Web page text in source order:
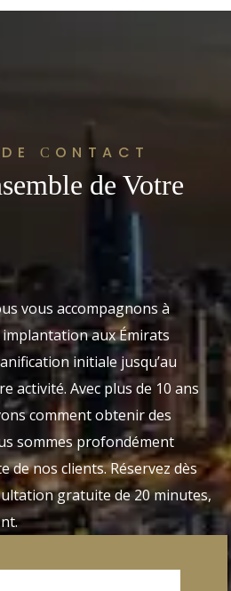
СONTACT
de Votre
vous accompagnons à
aux Émirats
initiale jusqu’au
activité. Avec plus de 10 ans
comment obtenir des
sommes profondément
de nos clients. Réservez dès
gratuite de 20 minutes,